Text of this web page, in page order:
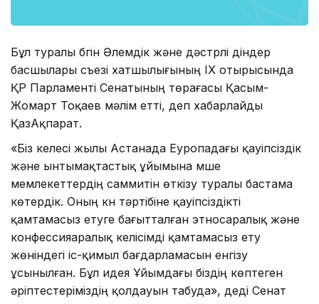
Бұл туралы бүгін Әлемдік және дәстүрлі діндер
басшылары съезі хатшылығының ІХ отырысында
ҚР Парламенті Сенатының төрағасы Қасым-
Жомарт Тоқаев мәлім етті, деп хабарлайды
ҚазАқпарат.
«Біз келесі жылы Астанада Еуропадағы қауіпсіздік
және ынтымақтастық ұйымына мүше
мемлекеттердің саммитін өткізу туралы бастама
көтердік. Оның күн тәртібіне қауіпсіздікті
қамтамасыз етуге бағытталған этносаралық және
конфессияаралық келісімді қамтамасыз ету
жөніндегі іс-қимыл бағдарламасын енгізу
ұсынылған. Бұл идея Ұйымдағы біздің көптеген
әріптестеріміздің қолдауын табуда», деді Сенат